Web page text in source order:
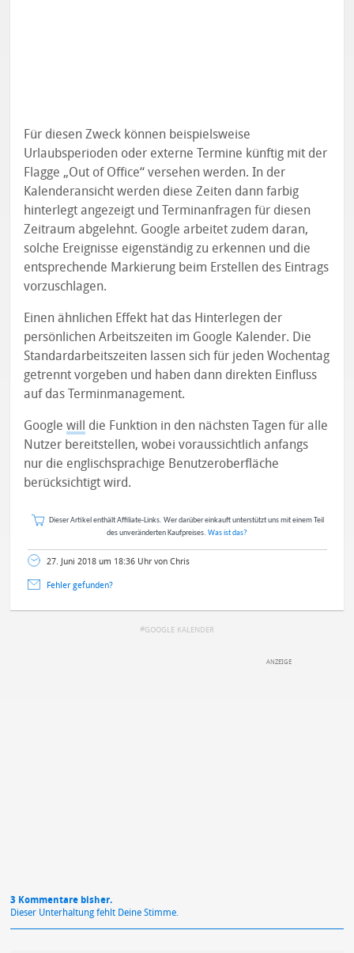
Für diesen Zweck können beispielsweise
Urlaubsperioden oder externe Termine künftig mit der
Flagge „Out of Office“ versehen werden. In der
Kalenderansicht werden diese Zeiten dann farbig
hinterlegt angezeigt und Terminanfragen für diesen
Zeitraum abgelehnt. Google arbeitet zudem daran,
solche Ereignisse eigenständig zu erkennen und die
entsprechende Markierung beim Erstellen des Eintrags
vorzuschlagen.
Einen ähnlichen Effekt hat das Hinterlegen der
persönlichen Arbeitszeiten im Google Kalender. Die
Standardarbeitszeiten lassen sich für jeden Wochentag
getrennt vorgeben und haben dann direkten Einfluss
auf das Terminmanagement.
Googlewill die Funktion in den nächsten Tagen für alle
Nutzer bereitstellen, wobei voraussichtlich anfangs
nur die englischsprachige Benutzeroberfläche
berücksichtigt wird.
Dieser Artikel enthält Affiliate-Links. Wer darüber einkauft unterstützt uns mit einem Teil
des unveränderten Kaufpreises. Was ist das?
27. Juni 2018 um 18:36 Uhr von Chris
Fehler gefunden?
GOOGLE KALENDER
3 Kommentare bisher.
Dieser Unterhaltung fehlt Deine Stimme.